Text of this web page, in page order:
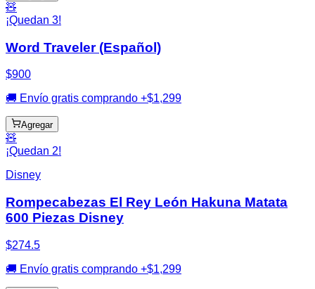
🧸
¡Quedan 3!
Word Traveler (Español)
$900
🚚 Envío gratis comprando +$1,299
Agregar
🧸
¡Quedan 2!
Disney
Rompecabezas El Rey León Hakuna Matata
600 Piezas Disney
$274.5
🚚 Envío gratis comprando +$1,299